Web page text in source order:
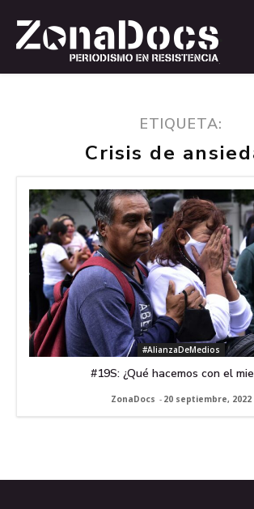
ETIQUETA:
Crisis de
#AlianzaDeMedios
#19S: ¿Qué hacemos con el
ZonaDocs - 20 septiembre, 2022